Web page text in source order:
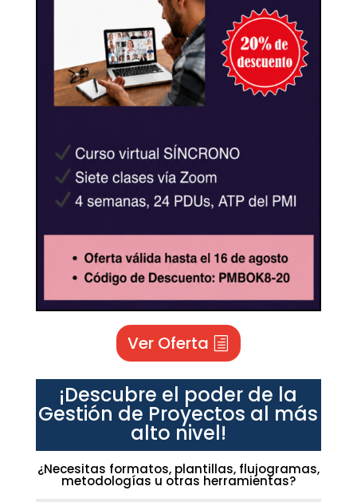
Ver Oferta
¡Descubre el poder de la
Gestión de Proyectos al más
alto nivel!
¿Necesitas formatos, plantillas, flujogramas,
metodologías u otras herramientas?